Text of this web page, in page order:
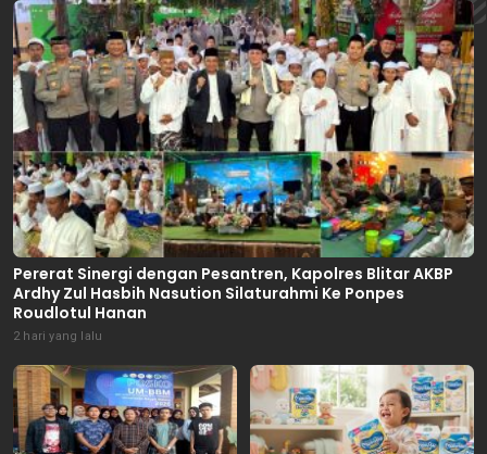
Pererat Sinergi dengan Pesantren, Kapolres Blitar AKBP
Ardhy Zul Hasbih Nasution Silaturahmi Ke Ponpes
Roudlotul Hanan
2 hari yang lalu